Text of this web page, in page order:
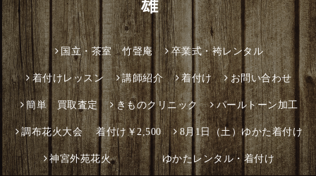
雄
国立・茶室 竹聲庵 卒業式・袴レンタル
着付けレッスン 講師紹介 着付け お問い合わせ
簡単 買取査定 きものクリニック パールトーン加工
調布花火大会 着付け￥2,500 8月1日（土）ゆかた着付け
神宮外苑花火 ゆかたレンタル・着付け